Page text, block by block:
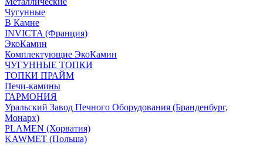
Чугунные
В Камне
INVICTA (Франция)
ЭкоКамин
Комплектующие ЭкоКамин
ЧУГУННЫЕ ТОПКИ
ТОПКИ ПРАЙМ
Печи-камины
ГАРМОНИЯ
Уральский Завод Печного Оборудования (Бранденбург,
Монарх)
PLAMEN (Хорватия)
KAWMET (Польша)